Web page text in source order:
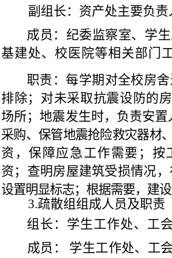
副组长：资产处主要负责
成员：纪委监察室、学
基建处、校医院等相关部门
职责：每学期对全校房
排除；对未采取抗震设防的
场所；地震发生时，负责安
采购、保管地震抢险救灾器材
资，保障应急工作需要；按
资；查明房屋建筑受损情况
设置明显标志；根据需要，建
3.疏散组组成人员及职责
组长：学生工作处、工
成员： 学生工作处、工